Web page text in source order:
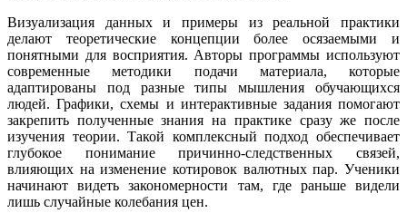
Визуализация данных и примеры из реальной практики
делают теоретические концепции более осязаемыми и
понятными для восприятия. Авторы программы используют
современные методики подачи материала, которые
адаптированы под разные типы мышления обучающихся
людей. Графики, схемы и интерактивные задания помогают
закрепить полученные знания на практике сразу же после
изучения теории. Такой комплексный подход обеспечивает
глубокое понимание причинно-следственных связей,
влияющих на изменение котировок валютных пар. Ученики
начинают видеть закономерности там, где раньше видели
лишь случайные колебания цен.